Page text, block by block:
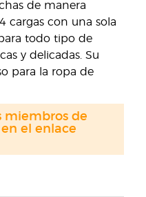
de manera
cargas con una sola
todo tipo de
y delicadas. Su
para la ropa de
miembros de
el enlace